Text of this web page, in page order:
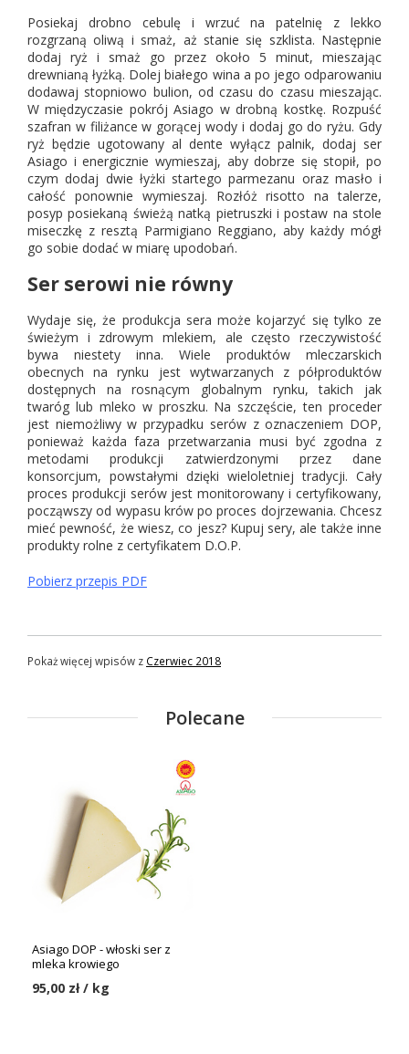
Posiekaj drobno cebulę i wrzuć na patelnię z lekko
rozgrzaną oliwą i smaż, aż stanie się szklista. Następnie
dodaj ryż i smaż go przez około 5 minut, mieszając
drewnianą łyżką. Dolej białego wina a po jego odparowaniu
dodawaj stopniowo bulion, od czasu do czasu mieszając.
W międzyczasie pokrój Asiago w drobną kostkę. Rozpuść
szafran w filiżance w gorącej wody i dodaj go do ryżu. Gdy
ryż będzie ugotowany al dente wyłącz palnik, dodaj ser
Asiago i energicznie wymieszaj, aby dobrze się stopił, po
czym dodaj dwie łyżki startego parmezanu oraz masło i
całość ponownie wymieszaj. Rozłóż risotto na talerze,
posyp posiekaną świeżą natką pietruszki i postaw na stole
miseczkę z resztą Parmigiano Reggiano, aby każdy mógł
go sobie dodać w miarę upodobań.
Ser serowi nie równy
Wydaje się, że produkcja sera może kojarzyć się tylko ze
świeżym i zdrowym mlekiem, ale często rzeczywistość
bywa niestety inna. Wiele produktów mleczarskich
obecnych na rynku jest wytwarzanych z półproduktów
dostępnych na rosnącym globalnym rynku, takich jak
twaróg lub mleko w proszku. Na szczęście, ten proceder
jest niemożliwy w przypadku serów z oznaczeniem DOP,
ponieważ każda faza przetwarzania musi być zgodna z
metodami produkcji zatwierdzonymi przez dane
konsorcjum, powstałymi dzięki wieloletniej tradycji. Cały
proces produkcji serów jest monitorowany i certyfikowany,
począwszy od wypasu krów po proces dojrzewania. Chcesz
mieć pewność, że wiesz, co jesz? Kupuj sery, ale także inne
produkty rolne z certyfikatem D.O.P.
Pobierz przepis PDF
Pokaż więcej wpisów z Czerwiec 2018
Polecane
Asiago DOP - włoski ser z
mleka krowiego
95,00 zł / kg